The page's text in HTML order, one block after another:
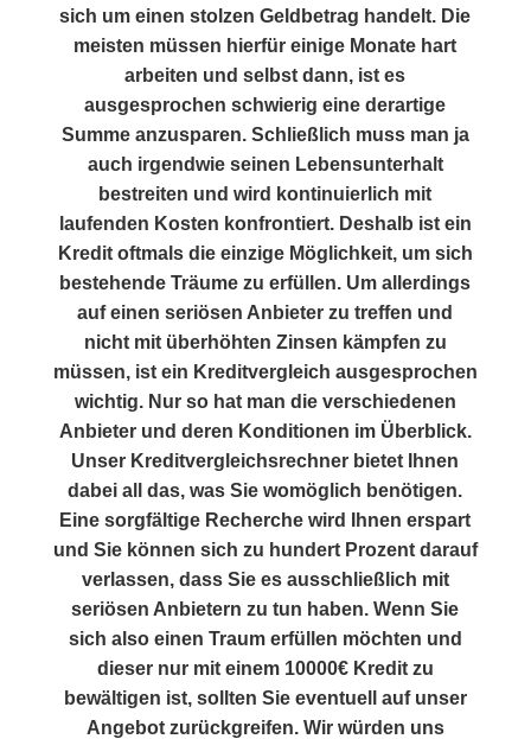
sich um einen stolzen Geldbetrag handelt. Die
meisten müssen hierfür einige Monate hart
arbeiten und selbst dann, ist es
ausgesprochen schwierig eine derartige
Summe anzusparen. Schließlich muss man ja
auch irgendwie seinen Lebensunterhalt
bestreiten und wird kontinuierlich mit
laufenden Kosten konfrontiert. Deshalb ist ein
Kredit oftmals die einzige Möglichkeit, um sich
bestehende Träume zu erfüllen. Um allerdings
auf einen seriösen Anbieter zu treffen und
nicht mit überhöhten Zinsen kämpfen zu
müssen, ist ein Kreditvergleich ausgesprochen
wichtig. Nur so hat man die verschiedenen
Anbieter und deren Konditionen im Überblick.
Unser Kreditvergleichsrechner bietet Ihnen
dabei all das, was Sie womöglich benötigen.
Eine sorgfältige Recherche wird Ihnen erspart
und Sie können sich zu hundert Prozent darauf
verlassen, dass Sie es ausschließlich mit
seriösen Anbietern zu tun haben. Wenn Sie
sich also einen Traum erfüllen möchten und
dieser nur mit einem 10000€ Kredit zu
bewältigen ist, sollten Sie eventuell auf unser
Angebot zurückgreifen. Wir würden uns